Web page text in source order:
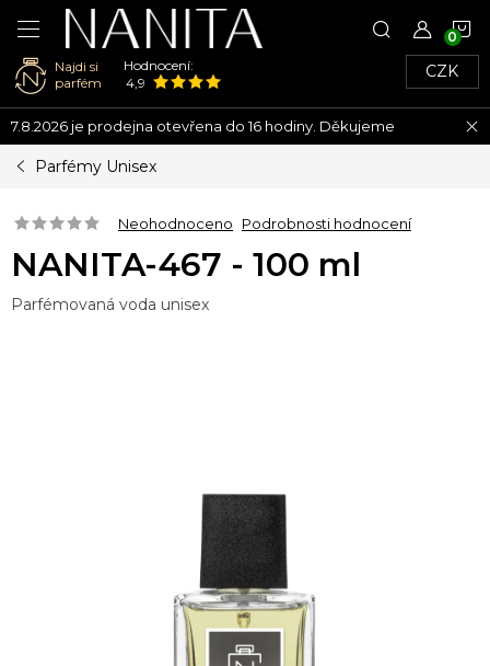
Přejít
na
obsah
Najdi si
parfém
Hodnocení:
4,9
CZK
7.8.2026 je prodejna otevřena do 16 hodiny. Děkujeme
Parfémy Unisex
Neohodnoceno Podrobnosti hodnocení
NANITA-467 - 100 ml
Parfémovaná voda unisex